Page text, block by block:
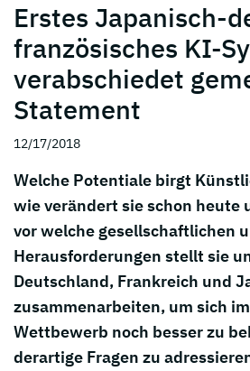
Erstes Japanisch-
französisches KI-
verabschiedet
Statement
12/17/2018
Welche Potentiale birgt
wie verändert sie schon heute
vor welche gesellschaftlichen
Herausforderungen stellt sie
Deutschland, Frankreich und
zusammenarbeiten, um sich
Wettbewerb noch besser zu
derartige Fragen zu